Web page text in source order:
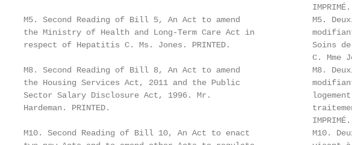
                                                            IMPRIMÉ.
M5. Second Reading of Bill 5, An Act to amend               M5.
the Ministry of Health and Long-Term Care Act in
respect of Hepatitis C. Ms. Jones. PRINTED.                 Soins de
C. Mme
M8. Second Reading of Bill 8, An Act to amend               M8.
the Housing Services Act, 2011 and the Public
Sector Salary Disclosure Act, 1996. Mr.                     logement
Hardeman. PRINTED.                                          traitements
                                                            IMPRIMÉ.
M10. Second Reading of Bill 10, An Act to enact             M10.